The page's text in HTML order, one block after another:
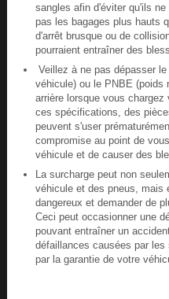
sangles afin d'éviter qu'ils
pas les bagages plus hauts
d'arrêt brusque ou de
pourraient entraîner des
Veillez à ne pas dépasser
véhicule) ou le PNBE (poids
arrière lorsque vous
ces spécifications, des
peuvent s'user
compromise au point de
véhicule et de causer des
La surcharge peut non
véhicule et des pneus, mais
dangereux et demander de
Ceci peut occasionner une
pouvant entraîner un
défaillances causées par
par la garantie de votre